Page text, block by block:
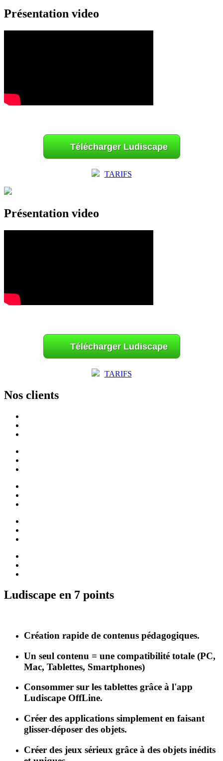
Présentation video
Télécharger Ludiscape
TARIFS
Présentation video
Télécharger Ludiscape
TARIFS
Nos clients
Ludiscape en 7 points
Création rapide de contenus pédagogiques.
Un seul contenu = une compatibilité totale (PC,
Mac, Tablettes, Smartphones)
Consommer sur les tablettes grâce à l'app
Ludiscape OffLine.
Créer des applications simplement en faisant
glisser-déposer des objets.
Créer des jeux sérieux grâce à des objets inédits